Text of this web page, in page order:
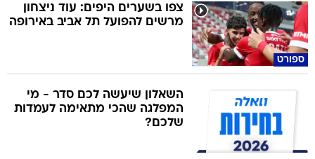
ספורט
צפו בשערים היפים: עוד ניצחון
מרשים להפועל תל אביב באירופה
השאלון שיעשה לכם סדר - מי
המפלגה שהכי מתאימה לעמדות
שלכם?